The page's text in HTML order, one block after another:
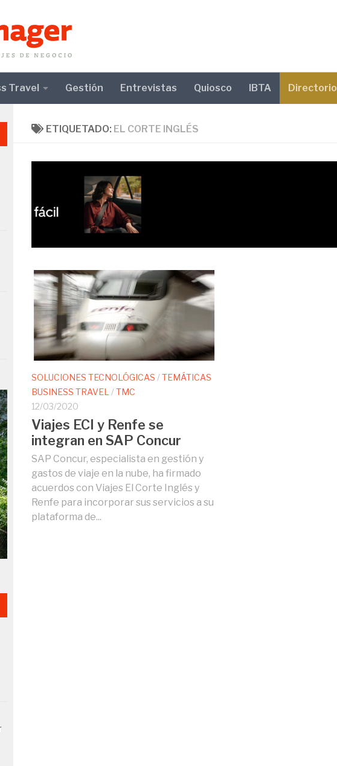
Travel Gestión Entrevistas Quiosco IBTA Directorio
ETIQUETADO: EL CORTE INGLÉS
SOLUCIONES TECNOLÓGICAS /TEMÁTICAS
BUSINESS TRAVEL /TMC
12/03/2020
Viajes ECI y Renfe se
integran en SAP Concur
SAP Concur, especialista en gestión y
gastos de viaje en la nube, ha firmado
acuerdos con Viajes El Corte Inglés y
Renfe para incorporar sus servicios a su
plataforma de...